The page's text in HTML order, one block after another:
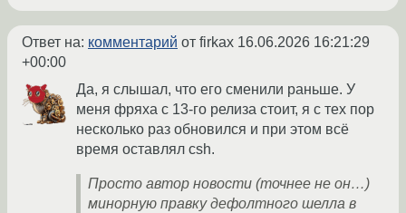
Ответ на: комментарий от firkax 16.06.2026 16:21:29
+00:00
Да, я слышал, что его сменили раньше. У
меня фряха с 13-го релиза стоит, я с тех пор
несколько раз обновился и при этом всё
время оставлял csh.
Просто автор новости (точнее не он…)
минорную правку дефолтного шелла в